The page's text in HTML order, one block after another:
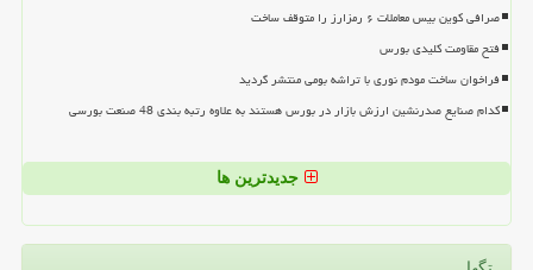
صرافی کوین بیس معاملات ۶ رمزارز را متوقف ساخت
فتح مقاومت کلیدی بورس
فراخوان ساخت مودم نوری با تراشه بومی منتشر گردید
کدام صنایع صدرنشین ارزش بازار در بورس هستند به علاوه رتبه بندی 48 صنعت بورسی
جدیدترین ها